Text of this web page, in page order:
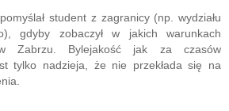
student z zagranicy (np. wydziału
gdyby zobaczył w jakich warunkach
Zabrzu. Bylejakość jak za czasów
tylko nadzieja, że nie przekłada się na